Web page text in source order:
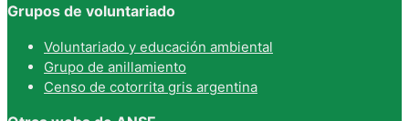
Grupos de voluntariado
Voluntariado y educación ambiental
Grupo de anillamiento
Censo de cotorrita gris argentina